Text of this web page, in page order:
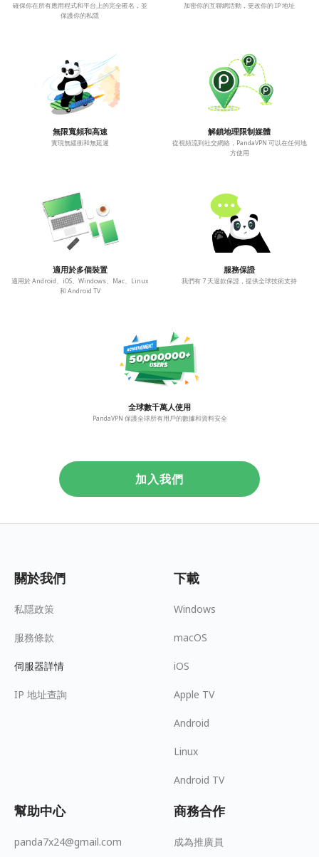
確保你在所有應用程式和平台上的完全匿名，並
保護你的私隱
加密你的互聯網活動，更改你的 IP 地址
無限寬頻和高速
實現無緩衝和無延遲
解鎖地理限制媒體
從視頻流到社交網絡，PandaVPN 可以在任何地
方使用
適用於多個裝置
適用於 Android、iOS、Windows、Mac、Linux
和 Android TV
服務保證
我們有 7 天退款保證，提供全球技術支持
全球數千萬人使用
PandaVPN 保護全球所有用戶的數據和資料安全
加入我們
關於我們
私隱政策
服務條款
伺服器詳情
IP 地址查詢
下載
Windows
macOS
iOS
Apple TV
Android
Linux
Android TV
幫助中心
panda7x24@gmail.com
商務合作
成為推廣員